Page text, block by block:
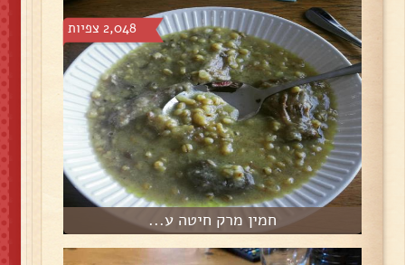
2,048 צפיות
חמין מרק חיטה ע...